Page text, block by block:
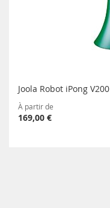
Joola Robot iPong V200
À partir de
169,00 €